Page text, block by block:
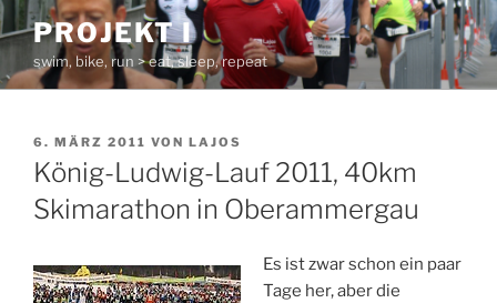
Zum
Inhalt
springen
PROJEKT I
swim, bike, run > eat, sleep, repeat
VERÖFFENTLICHT
AM
6. MÄRZ 2011 VON LAJOS
König-Ludwig-Lauf 2011, 40km
Skimarathon in Oberammergau
Es ist zwar schon ein paar
Tage her, aber die